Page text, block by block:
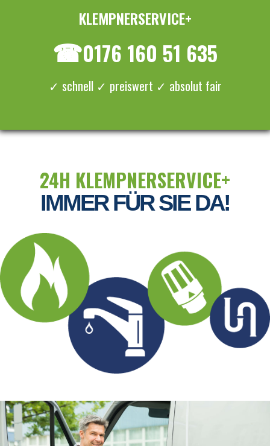
KLEMPNERSERVICE+
☎0176 160 51 635
✓ schnell ✓ preiswert ✓ absolut fair
24H KLEMPNERSERVICE+
IMMER FÜR SIE DA!